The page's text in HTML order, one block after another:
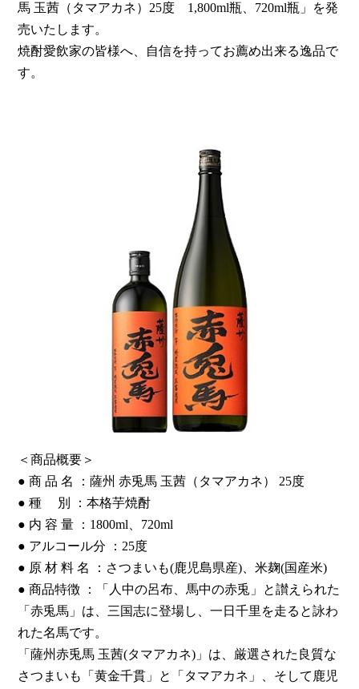
馬 玉茜（タマアカネ）25度 1,800ml瓶、720ml瓶」を発
売いたします。
焼酎愛飲家の皆様へ、自信を持ってお薦め出来る逸品で
す。
＜商品概要＞
● 商 品 名 ：薩州 赤兎馬 玉茜（タマアカネ） 25度
● 種 別 ：本格芋焼酎
● 内 容 量 ：1800ml、720ml
● アルコール分 ：25度
● 原 材 料 名 ：さつまいも(鹿児島県産)、米麹(国産米)
● 商品特徴 ：「人中の呂布、馬中の赤兎」と讃えられた
「赤兎馬」は、三国志に登場し、一日千里を走ると詠わ
れた名馬です。
「薩州赤兎馬 玉茜(タマアカネ)」は、厳選された良質な
さつまいも「黄金千貫」と「タマアカネ」、そして鹿児